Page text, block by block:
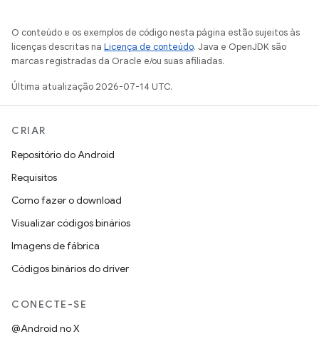
O conteúdo e os exemplos de código nesta página estão sujeitos às
licenças descritas na Licença de conteúdo. Java e OpenJDK são
marcas registradas da Oracle e/ou suas afiliadas.
Última atualização 2026-07-14 UTC.
CRIAR
Repositório do Android
Requisitos
Como fazer o download
Visualizar códigos binários
Imagens de fábrica
Códigos binários do driver
CONECTE-SE
@Android no X